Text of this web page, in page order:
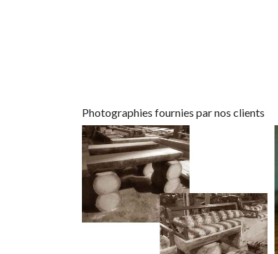
Photographies fournies par nos clients